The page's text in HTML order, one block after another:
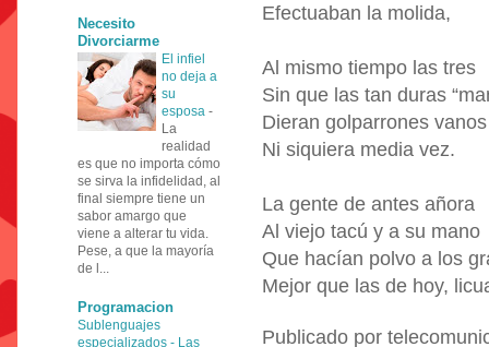
Efectuaban la molida,
Al mismo tiempo las tres
Sin que las tan duras
Dieran golparrones vanos
Ni siquiera media vez.
La gente de antes añora
Al viejo tacú y a su mano
Que hacían polvo a los
Mejor que las de hoy,
Publicado por
Necesito
Divorciarme
El infiel
no deja a
su
esposa -
La
realidad
es que no importa cómo
se sirva la infidelidad, al
final siempre tiene un
sabor amargo que
viene a alterar tu vida.
Pese, a que la mayoría
de l...
Programacion
Sublenguajes
especializados - Las